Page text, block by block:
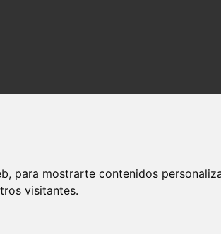
para mostrarte contenidos
visitantes.